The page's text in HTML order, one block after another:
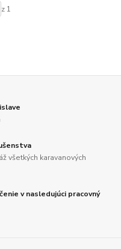
z 1
všetkých karavanových
v nasledujúci pracovný